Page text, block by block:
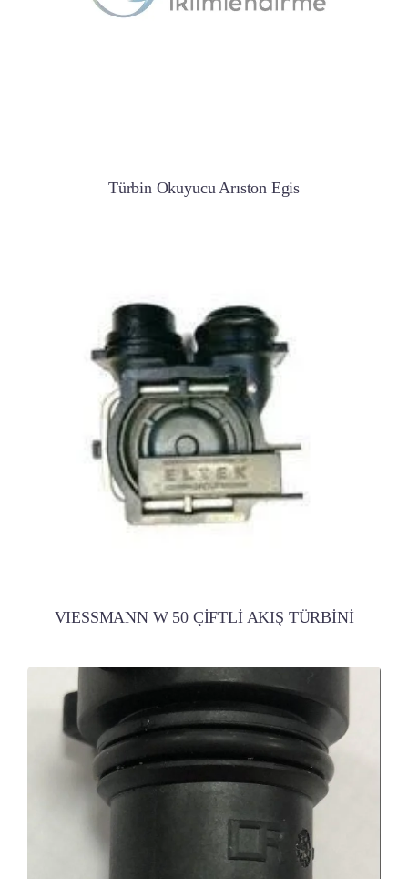
Türbin Okuyucu Arıston Egis
VIESSMANN W 50 ÇİFTLİ AKIŞ TÜRBİNİ